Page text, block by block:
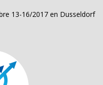
13-16/2017 en Dusseldorf